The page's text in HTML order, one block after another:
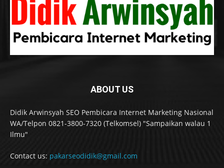
ABOUT US
Didik Arwinsyah SEO Pembicara Internet Marketing Nasional
WA/Telpon 0821-3800-7320 (Telkomsel) "Sampaikan walau 1
Ilmu"
Contact us: pakarseodidik@gmail.com